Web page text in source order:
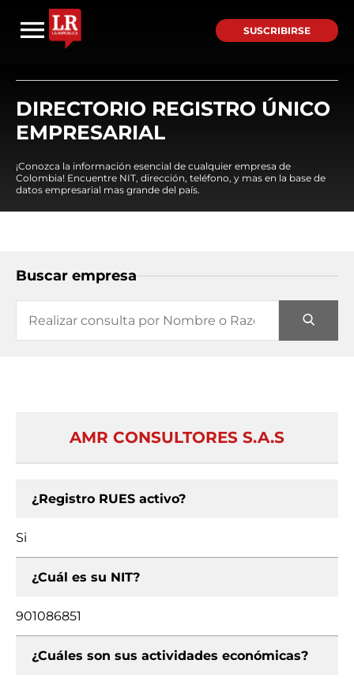
SUSCRIBIRSE
DIRECTORIO REGISTRO ÚNICO
EMPRESARIAL
¡Conozca la información esencial de cualquier empresa de
Colombia! Encuentre NIT, dirección, teléfono, y mas en la base de
datos empresarial mas grande del país.
Buscar empresa
AMR CONSULTORES S.A.S
¿Registro RUES activo?
Si
¿Cuál es su NIT?
901086851
¿Cuáles son sus actividades económicas?